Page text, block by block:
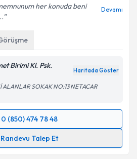
her konuda beni
Devamı
Birimi Kl. Psk.
Haritada Göster
SOKAK NO:13 NETACAR
0 (850) 474 78 48
Randevu Talep Et
Talebi